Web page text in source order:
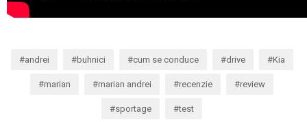
andrei buhnici cum se conduce drive Kia
marian marian andrei recenzie review
sportage test